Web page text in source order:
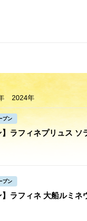
2024年
プン
】ラフィネプリュス
プン
】ラフィネ 大船ルミネ